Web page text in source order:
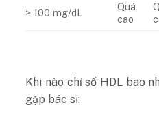
> 100 mg/dL
Quá
cao
Khi nào chỉ số HDL bao
gặp bác sĩ: